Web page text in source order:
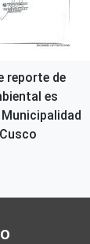
reporte de
es